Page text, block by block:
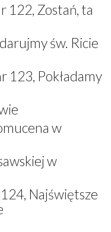
122, Zostań, ta
św. Ricie
123, Pokładamy
w
w
Najświętsze